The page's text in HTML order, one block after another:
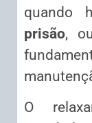
quando
prisão,
O